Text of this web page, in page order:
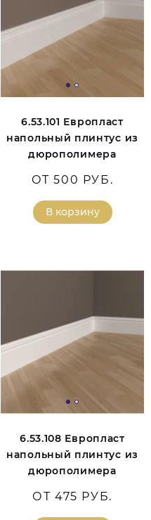
6.53.101 Европласт
напольный плинтус из
дюрополимера
ОТ 500 РУБ.
В корзину
6.53.108 Европласт
напольный плинтус из
дюрополимера
ОТ 475 РУБ.